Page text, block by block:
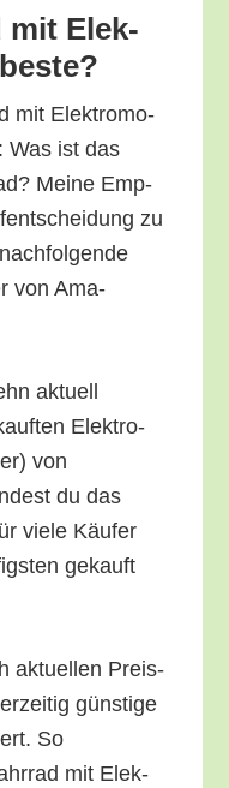
mit Elek­
mit Elek­tro­mo­
Was ist das
Mei­ne Emp­
zu
von Ama­
aktu­ell
Elek­tro­
von
du das
vie­le Käu­fer
gekauft
aktu­el­len Preis­
güns­ti­ge
So
mit Elek­